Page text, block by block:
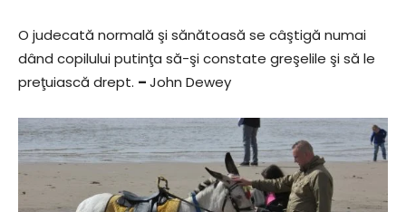
O judecată normală şi sănătoasă se câştigă numai
dând copilului putinţa să-şi constate greşelile şi să le
preţuiască drept. –John Dewey